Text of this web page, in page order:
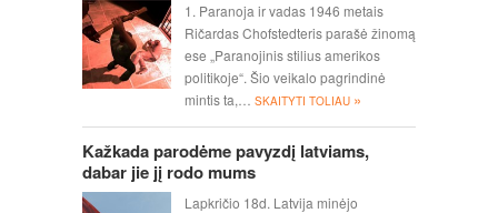
1. Paranoja ir vadas 1946 metais
Ričardas Chofstedteris parašė žinomą
ese „Paranojinis stilius amerikos
politikoje“. Šio veikalo pagrindinė
mintis ta,…
SKAITYTI TOLIAU »
Kažkada parodėme pavyzdį latviams,
dabar jie jį rodo mums
Lapkričio 18d. Latvija minėjo